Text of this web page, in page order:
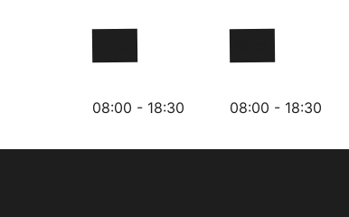
08:00 - 18:30 08:00 - 18:30